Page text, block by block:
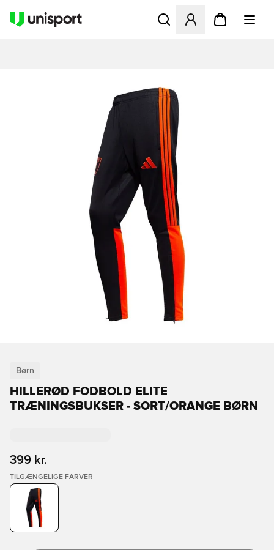
Åbner en Modal til at
Børn
HILLERØD FODBOLD ELITE
TRÆNINGSBUKSER - SORT/ORANGE BØRN
399 kr.
TILGÆNGELIGE FARVER